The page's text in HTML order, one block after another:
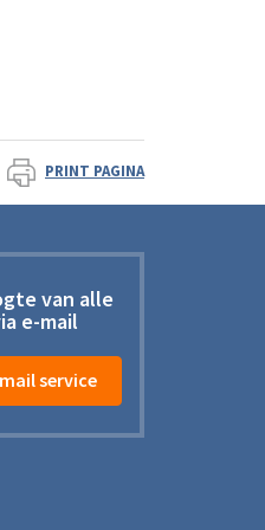
PRINT PAGINA
van alle
e-mail
service